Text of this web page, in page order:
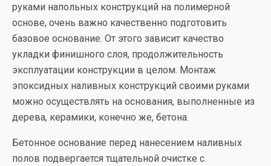
руками напольных конструкций на полимерной
основе, очень важно качественно подготовить
базовое основание. От этого зависит качество
укладки финишного слоя, продолжительность
эксплуатации конструкции в целом. Монтаж
эпоксидных наливных конструкций своими руками
можно осуществлять на основания, выполненные из
дерева, керамики, конечно же, бетона.
Бетонное основание перед нанесением наливных
полов подвергается тщательной очистке с